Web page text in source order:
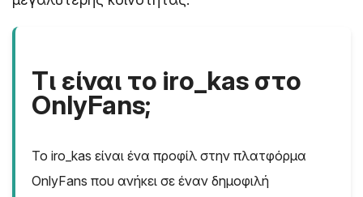
Τι είναι το iro_kas στο
OnlyFans;
Το iro_kas είναι ένα προφίλ στην πλατφόρμα
OnlyFans που ανήκει σε έναν δημοφιλή